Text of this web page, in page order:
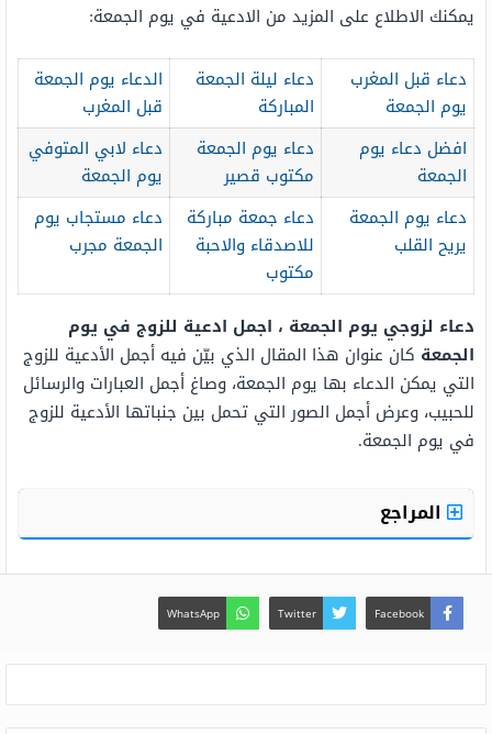
يمكنك الاطلاع على المزيد من الادعية في يوم الجمعة:
دعاء قبل المغرب
يوم الجمعة
دعاء ليلة الجمعة
المباركة
الدعاء يوم الجمعة
قبل المغرب
افضل دعاء يوم
الجمعة
دعاء يوم الجمعة
مكتوب قصير
دعاء لابي المتوفي
يوم الجمعة
دعاء يوم الجمعة
يريح القلب
دعاء جمعة مباركة
للاصدقاء والاحبة
مكتوب
دعاء مستجاب يوم
الجمعة مجرب
دعاء لزوجي يوم الجمعة ، اجمل ادعية للزوج في يوم
الجمعة كان عنوان هذا المقال الذي بيّن فيه أجمل الأدعية للزوج
التي يمكن الدعاء بها يوم الجمعة، وصاغ أجمل العبارات والرسائل
للحبيب، وعرض أجمل الصور التي تحمل بين جنباتها الأدعية للزوج
في يوم الجمعة.
المراجع
Facebook
Twitter
WhatsApp